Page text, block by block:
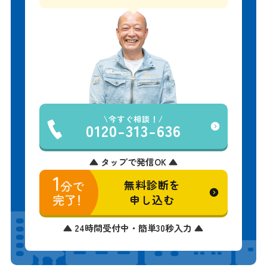
今すぐ相談！
0120-313-636
▲ タップで発信OK ▲
無料診断を
申し込む
▲ 24時間受付中・簡単30秒入力 ▲